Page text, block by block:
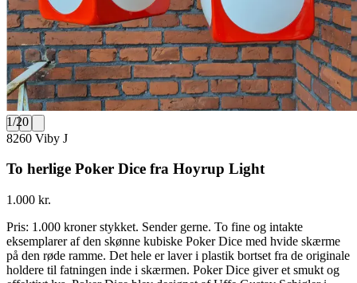
1/20
8260 Viby J
To herlige Poker Dice fra Hoyrup Light
1.000 kr.
Pris: 1.000 kroner stykket. Sender gerne. To fine og intakte
eksemplarer af den skønne kubiske Poker Dice med hvide skærme
på den røde ramme. Det hele er laver i plastik bortset fra de originale
holdere til fatningen inde i skærmen. Poker Dice giver et smukt og